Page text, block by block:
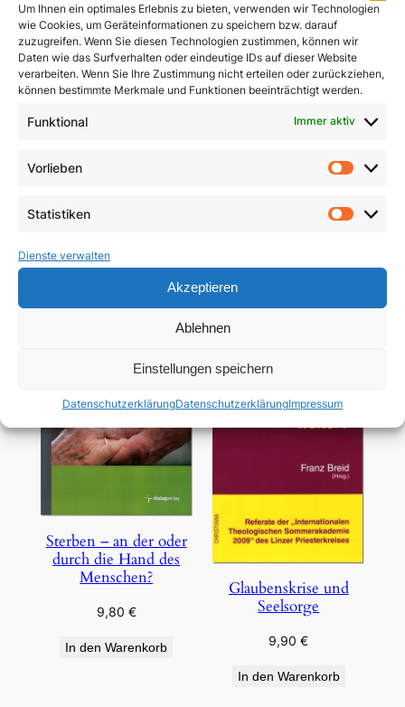
Um Ihnen ein optimales Erlebnis zu bieten, verwenden wir Technologien
wie Cookies, um Geräteinformationen zu speichern bzw. darauf
zuzugreifen. Wenn Sie diesen Technologien zustimmen, können wir
Daten wie das Surfverhalten oder eindeutige IDs auf dieser Website
verarbeiten. Wenn Sie Ihre Zustimmung nicht erteilen oder zurückziehen,
können bestimmte Merkmale und Funktionen beeinträchtigt werden.
Funktional Immer aktiv
Vorlieben
Statistiken
Dienste verwalten
Akzeptieren
Ablehnen
Einstellungen speichern
DatenschutzerklärungDatenschutzerklärungImpressum
John Henry Newman
Zweiten Vatikanischen
Sterben – an der oder
durch die Hand des
Menschen?
9,80 €
In den Warenkorb
Glaubenskrise und
Seelsorge
9,90€
In den Warenkorb